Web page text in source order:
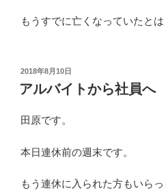
もうすでに亡くなっていたとは
投
稿
日:
2018年8月10日
アルバイトから社員へ
田原です。
本日連休前の週末です。
もう連休に入られた方もいら